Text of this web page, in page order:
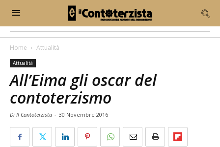
Home Attualità
Attualità
All’Eima gli oscar del
contoterzismo
Di Il Contoterzista - 30 Novembre 2016